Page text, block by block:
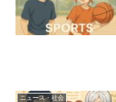
ニュース・社会